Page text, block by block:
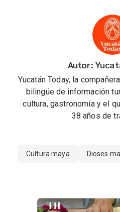
Autor:
Yucatán Today, la
bilingüe de información
cultura, gastronomía y el
38 años de
Cultura maya Dioses